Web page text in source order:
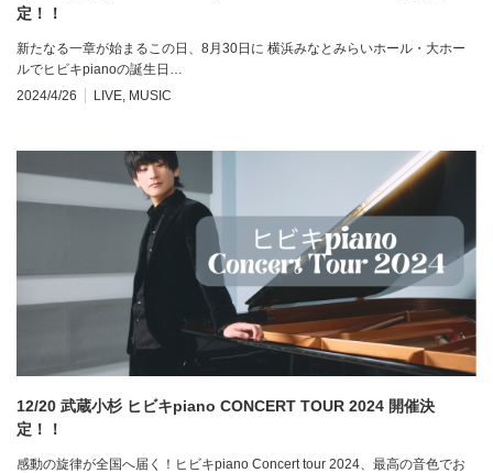
定！！
新たなる一章が始まるこの日、8月30日に 横浜みなとみらいホール・大ホー
ルでヒビキpianoの誕生日…
2024/4/26
LIVE MUSIC
12/20 武蔵小杉 ヒビキpiano CONCERT TOUR 2024 開催決
定！！
感動の旋律が全国へ届く！ヒビキpiano Concert tour 2024、最高の音色でお